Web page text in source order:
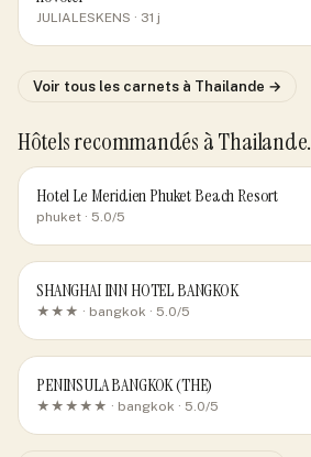
JULIALESKENS · 31 j
Voir tous les carnets à Thailande →
Hôtels recommandés à Thailande.
Hotel Le Meridien Phuket Beach Resort
phuket · 5.0/5
SHANGHAI INN HOTEL BANGKOK
★★★ · bangkok · 5.0/5
PENINSULA BANGKOK (THE)
★★★★★ · bangkok · 5.0/5